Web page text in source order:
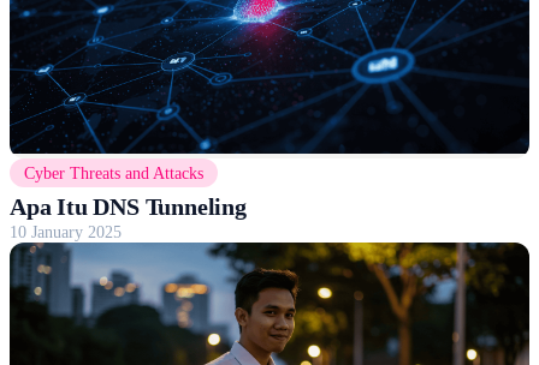
Cyber Threats and Attacks
Apa Itu DNS Tunneling
10 January 2025